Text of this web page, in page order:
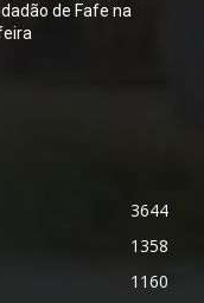
de Fafe na
3644
1358
1160